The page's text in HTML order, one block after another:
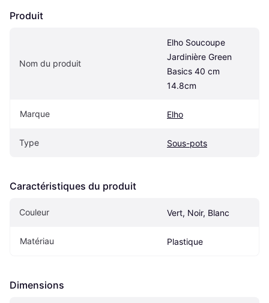
Produit
Nom du produit
Elho Soucoupe
Jardinière Green
Basics 40 cm
14.8cm
Marque Elho
Type Sous-pots
Caractéristiques du produit
Couleur Vert, Noir, Blanc
Matériau Plastique
Dimensions